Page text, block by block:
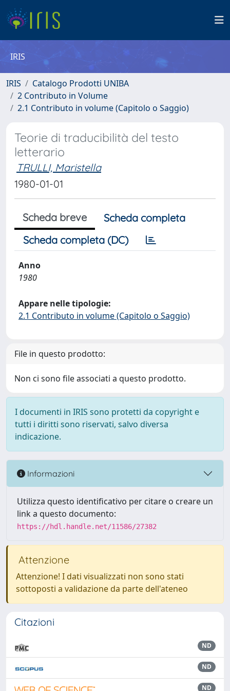
IRIS
IRIS
Catalogo Prodotti UNIBA
2 Contributo in Volume
2.1 Contributo in volume (Capitolo o Saggio)
Teorie di traducibilità del testo
letterario
TRULLI, Maristella
1980-01-01
Scheda breve
Scheda completa
Scheda completa (DC)
Anno
1980
Appare nelle tipologie:
2.1 Contributo in volume (Capitolo o Saggio)
File in questo prodotto:
Non ci sono file associati a questo prodotto.
I documenti in IRIS sono protetti da copyright e
tutti i diritti sono riservati, salvo diversa
indicazione.
Informazioni
Utilizza questo identificativo per citare o creare un
link a questo documento:
https://hdl.handle.net/11586/27382
Attenzione
Attenzione! I dati visualizzati non sono stati
sottoposti a validazione da parte dell'ateneo
Citazioni
ND
ND
ND